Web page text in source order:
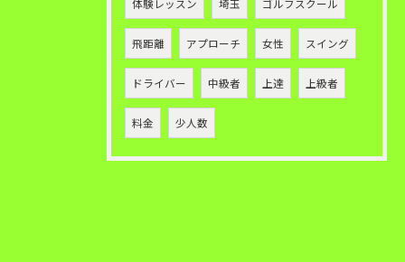
体験レッスン 埼玉 ゴルフスクール
飛距離 アプローチ 女性 スイング
ドライバー 中級者 上達 上級者
料金 少人数